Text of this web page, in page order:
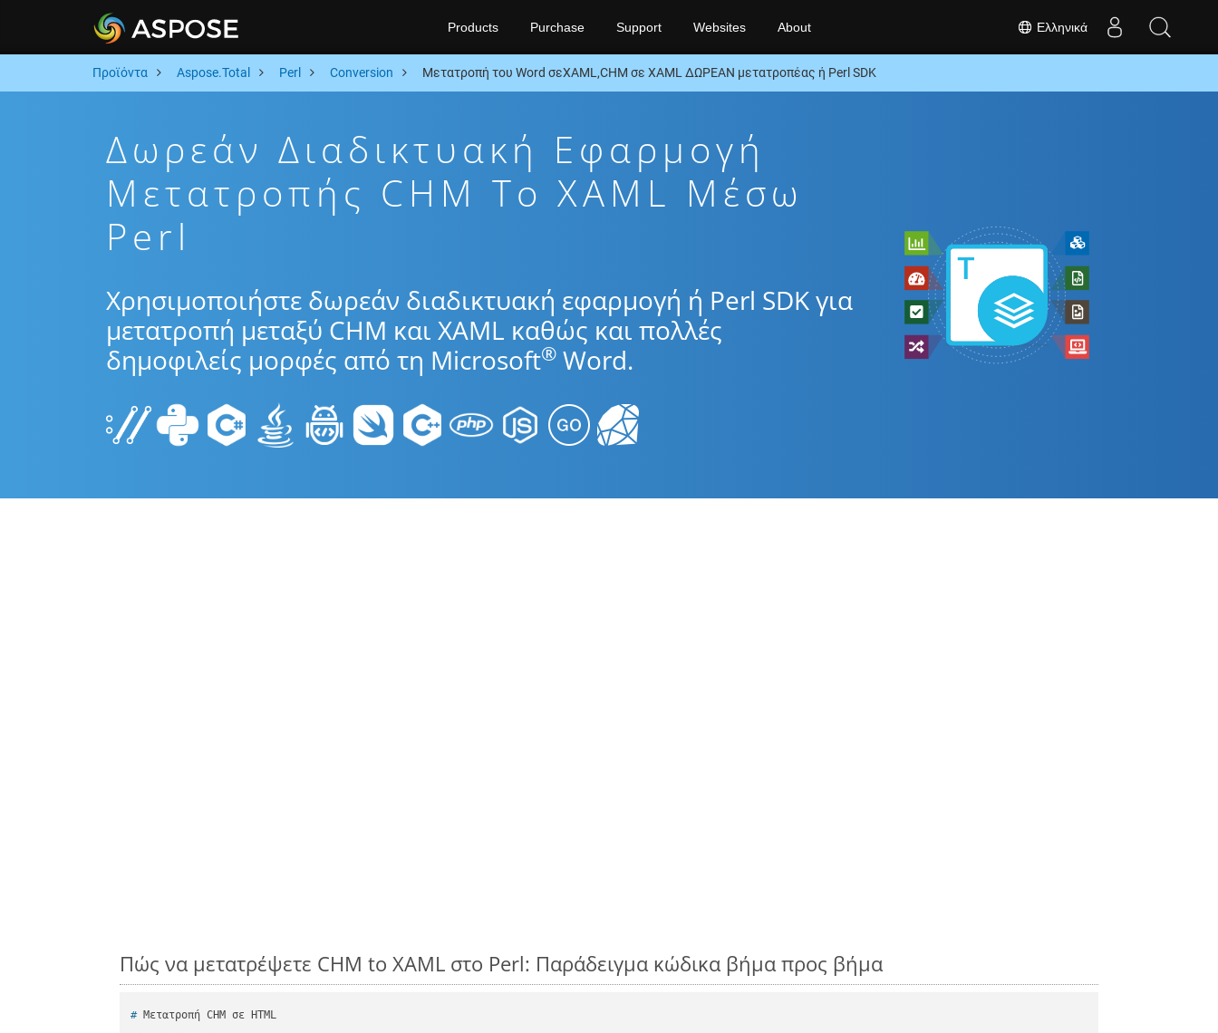
Ελληνικά
Products Purchase Support Websites About
Προϊόντα Aspose.Total Perl Conversion Μετατροπή του Word σεXAML,CHM σε XAML ΔΩΡΕΑΝ μετατροπέας ή Perl SDK
Δωρεάν Διαδικτυακή Εφαρμογή
Μετατροπής CHM To XAML Μέσω
Perl
Χρησιμοποιήστε δωρεάν διαδικτυακή εφαρμογή ή Perl SDK για
μετατροπή μεταξύ CHM και XAML καθώς και πολλές
δημοφιλείς μορφές από τη Microsoft® Word.
Πώς να μετατρέψετε CHM to XAML στο Perl: Παράδειγμα κώδικα βήμα προς βήμα
# Μετατροπή CHM σε HTML